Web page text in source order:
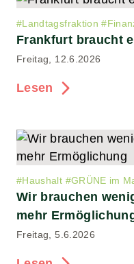
#Landtagsfraktion #
Frankfurt braucht
Freitag, 12.6.2026
Lesen
#Haushalt #GRÜNE im
Wir brauchen
mehr
Freitag, 5.6.2026